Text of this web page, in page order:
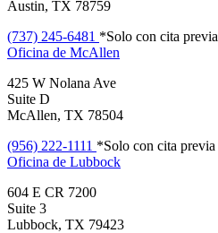
Austin, TX 78759
(737) 245-6481 *Solo con cita previa
Oficina de McAllen
425 W Nolana Ave
Suite D
McAllen, TX 78504
(956) 222-1111 *Solo con cita previa
Oficina de Lubbock
604 E CR 7200
Suite 3
Lubbock, TX 79423